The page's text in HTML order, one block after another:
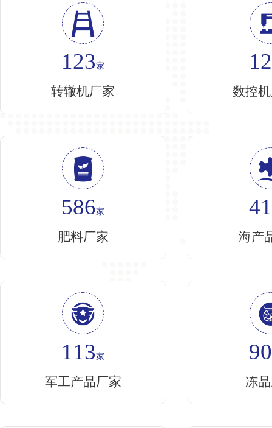
123家
转辙机厂家 数控
586家
肥料厂家 海产
113家
军工产品厂家 冻